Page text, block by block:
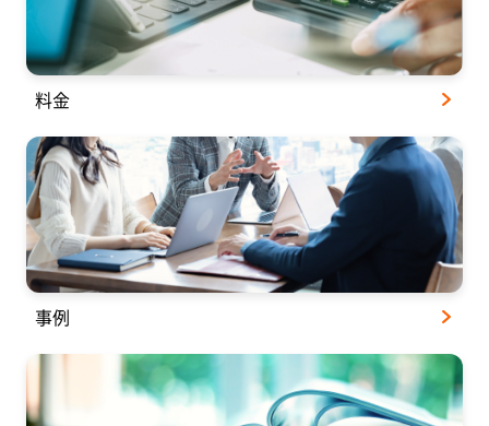
料金
事例